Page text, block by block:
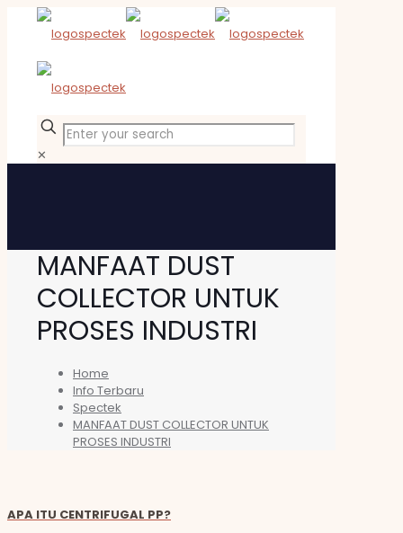
✕
MANFAAT DUST
COLLECTOR UNTUK
PROSES INDUSTRI
Home
Info Terbaru
Spectek
MANFAAT DUST COLLECTOR UNTUK
PROSES INDUSTRI
APA ITU CENTRIFUGAL PP?